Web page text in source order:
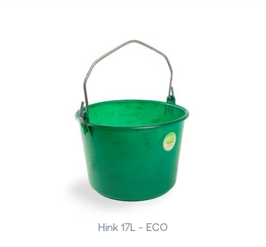
Hink 17L - ECO